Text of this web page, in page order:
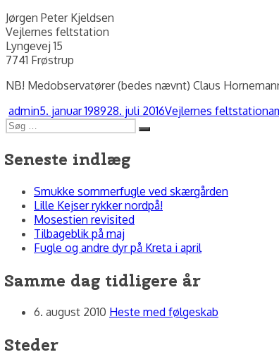
Jørgen Peter Kjeldsen
Vejlernes feltstation
Lyngevej 15
7741 Frøstrup
NB! Medobservatører (bedes nævnt) Claus
Forfatter
adminUdgivet
5. januar 198928. juli 2016Kategorier
Vejlernes feltstation
Søg
efter:
Søg
Seneste indlæg
Smukke sommerfugle ved skærgården
Lille Kejser rykker nordpå!
Mosestien revisited
Tilbageblik på maj
Fugle og andre dyr på Kreta i april
Samme dag tidligere år
6. august 2010 Heste med følgeskab
Steder